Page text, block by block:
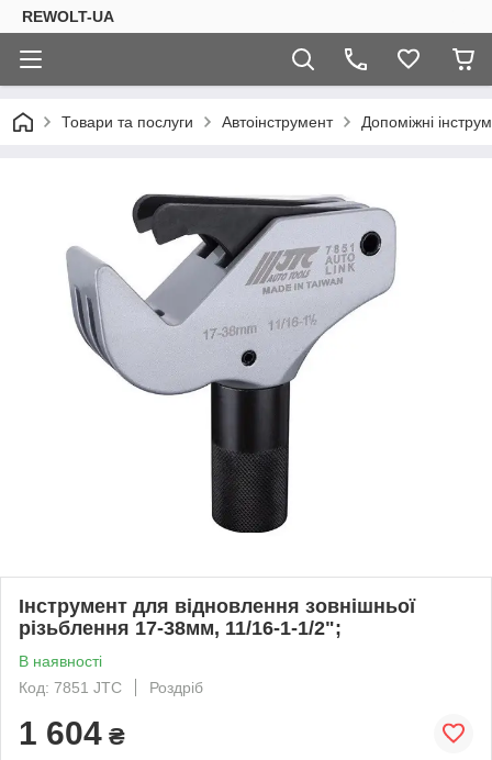
REWOLT-UA
Товари та послуги Автоінструмент Допоміжні
Інструмент для відновлення зовнішньої
різьблення 17-38мм, 11/16-1-1/2";
В наявності
Код: 7851 JTC
Роздріб
1 604 ₴